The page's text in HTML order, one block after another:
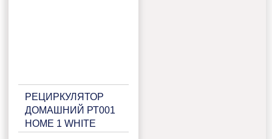
РЕЦИРКУЛЯТОР
ДОМАШНИЙ РТ001
HOME 1 WHITE